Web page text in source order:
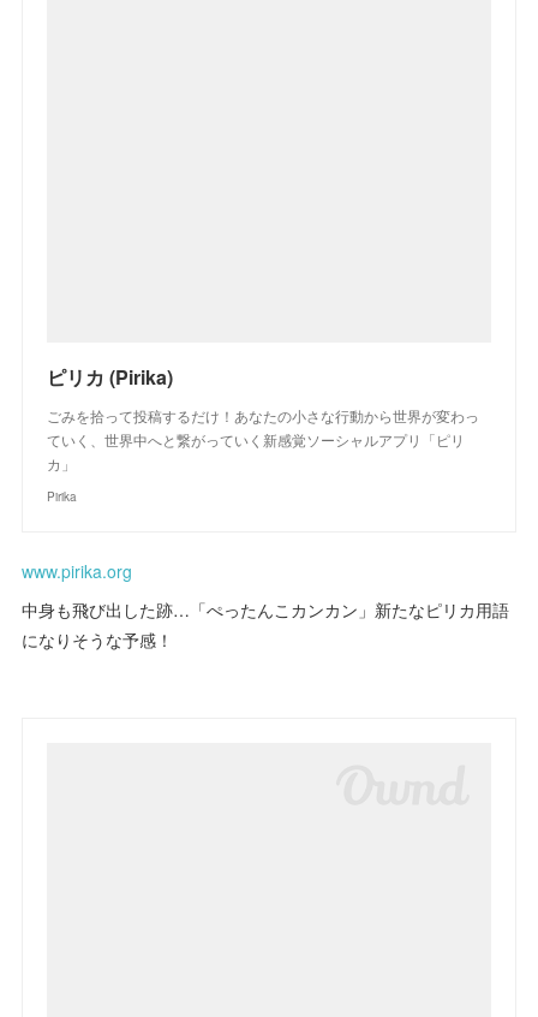
ピリカ (Pirika)
ごみを拾って投稿するだけ！あなたの小さな行動から世界が変わっ
ていく、世界中へと繋がっていく新感覚ソーシャルアプリ「ピリ
カ」
Pirika
www.pirika.org
中身も飛び出した跡…「ぺったんこカンカン」新たなピリカ用語
になりそうな予感！